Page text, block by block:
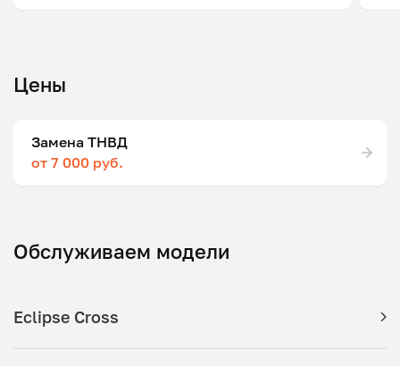
Цены
Замена ТНВД
от 7 000 руб.
Обслуживаем модели
Eclipse Cross